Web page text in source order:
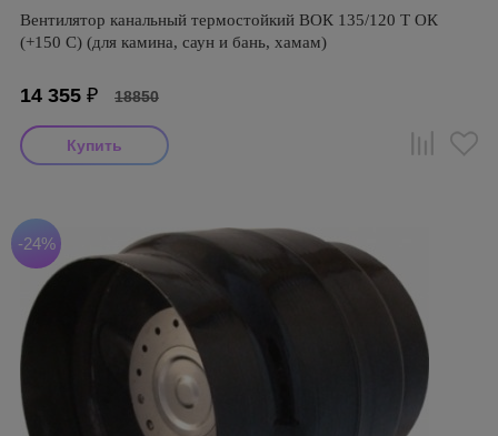
Вентилятор канальный термостойкий ВОК 135/120 Т ОК
(+150 С) (для камина, саун и бань, хамам)
14 355 ₽ 18850
-24%